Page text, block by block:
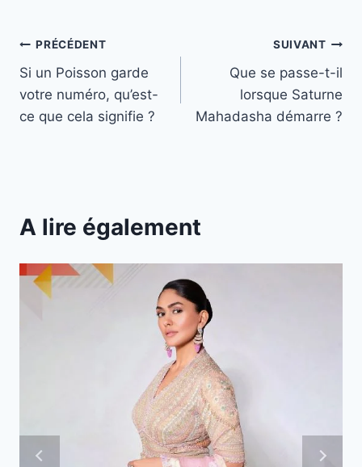
Navigation
de
l’article
PRÉCÉDENT
Si un Poisson garde
votre numéro, qu’est-
ce que cela signifie ?
SUIVANT
Que se passe-t-il
lorsque Saturne
Mahadasha démarre ?
A lire également